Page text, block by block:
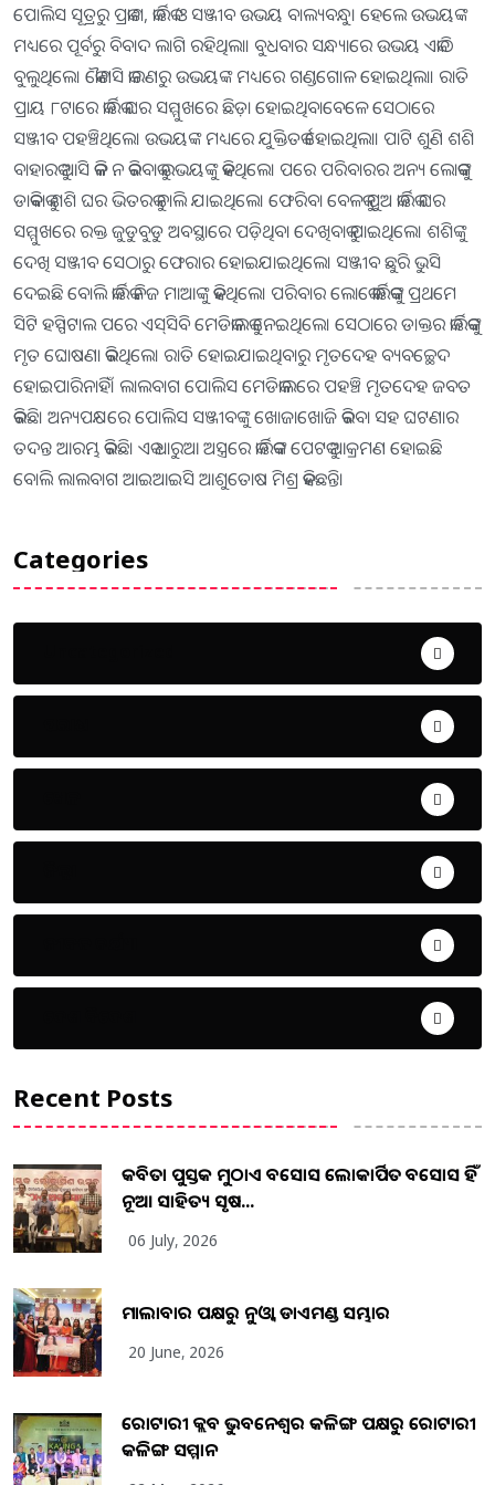
ପୋଲିସ ସୂତ୍ରରୁ ପ୍ରକାଶ, କାର୍ତ୍ତିକ ଓ ସଞ୍ଜୀବ ଉଭୟ ବାଲ୍ୟବନ୍ଧୁ। ହେଲେ ଉଭୟଙ୍କ
ମଧ୍ୟରେ ପୂର୍ବରୁ ବିବାଦ ଲାଗି ରହିଥିଲା। ବୁଧବାର ସନ୍ଧ୍ୟାରେ ଉଭୟ ଏକାଠି
ବୁଲୁଥିଲେ। କୌଣସି କାରଣରୁ ଉଭୟଙ୍କ ମଧ୍ୟରେ ଗଣ୍ଡଗୋଳ ହୋଇଥିଲା। ରାତି
ପ୍ରାୟ ୮ଟାରେ କାର୍ତ୍ତିକ ଘର ସମ୍ମୁଖରେ ଛିଡ଼ା ହୋଇଥିବାବେଳେ ସେଠାରେ
ସଞ୍ଜୀବ ପହଞ୍ଚିଥିଲେ। ଉଭୟଙ୍କ ମଧ୍ୟରେ ଯୁକ୍ତିତର୍କ ହୋଇଥିଲା। ପାଟି ଶୁଣି ଶଶି
ବାହାରକୁ ଆସି କଳି ନ କରିବାକୁ ଉଭୟଙ୍କୁ କହିଥିଲେ। ପରେ ପରିବାରର ଅନ୍ୟ ଲୋକଙ୍କୁ
ଡାକିବାକୁ ଶଶି ଘର ଭିତରକୁ ଚାଲି ଯାଇଥିଲେ। ଫେରିବା ବେଳକୁ ପୁଅ କାର୍ତ୍ତିକ ଘର
ସମ୍ମୁଖରେ ରକ୍ତ ଜୁଡୁବୁଡୁ ଅବସ୍ଥାରେ ପଡ଼ିଥିବା ଦେଖିବାକୁ ପାଇଥିଲେ। ଶଶିଙ୍କୁ
ଦେଖି ସଞ୍ଜୀବ ସେଠାରୁ ଫେରାର ହୋଇଯାଇଥିଲେ। ସଞ୍ଜୀବ ଛୁରି ଭୁସି
ଦେଇଛି ବୋଲି କାର୍ତ୍ତିକ ନିଜ ମାଆଙ୍କୁ କହିଥିଲେ। ପରିବାର ଲୋକେ କାର୍ତ୍ତିକଙ୍କୁ ପ୍ରଥମେ
ସିଟି ହସ୍ପିଟାଲ ପରେ ଏସ୍‌ସିବି ମେଡିକାଲକୁ ନେଇଥିଲେ। ସେଠାରେ ଡାକ୍ତର କାର୍ତ୍ତିକଙ୍କୁ
ମୃତ ଘୋଷଣା କରିଥିଲେ। ରାତି ହୋଇଯାଇଥିବାରୁ ମୃତଦେହ ବ୍ୟବଚ୍ଛେଦ
ହୋଇପାରିନାହିଁ। ଲାଲବାଗ ପୋଲିସ ମେଡିକାଲରେ ପହଞ୍ଚି ମୃତଦେହ ଜବତ
କରିଛି। ଅନ୍ୟପକ୍ଷରେ ପୋଲିସ ସଞ୍ଜୀବଙ୍କୁ ଖୋଜାଖୋଜି କରିବା ସହ ଘଟଣାର
ତଦନ୍ତ ଆରମ୍ଭ କରିଛି। ଏକ ଧାରୁଆ ଅସ୍ତ୍ରରେ କାର୍ତ୍ତିକଙ୍କ ପେଟକୁ ଆକ୍ରମଣ ହୋଇଛି
ବୋଲି ଲାଲବାଗ ଆଇଆଇସି ଆଶୁତୋଷ ମିଶ୍ର କହିଛନ୍ତି।
Categories
Recent Posts
କବିତା ପୁସ୍ତକ ମୁଠାଏ ଅବସୋସ ଲୋକାର୍ପିତ ଅବସୋସ ହିଁ
ନୂଆ ସାହିତ୍ୟ ସୃଷ...
06 July, 2026
ମାଲାବାର ପକ୍ଷରୁ ନୁଓ୍ବା ଡାଏମଣ୍ଡ ସମ୍ଭାର
20 June, 2026
ରୋଟାରୀ କ୍ଲବ ଭୁବନେଶ୍ୱର କଳିଙ୍ଗ ପକ୍ଷରୁ ରୋଟାରୀ
କଳିଙ୍ଗ ସମ୍ମାନ